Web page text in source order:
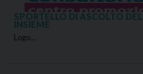
SPORTELLO DI ASCOLTO
INSIEME
Logo…